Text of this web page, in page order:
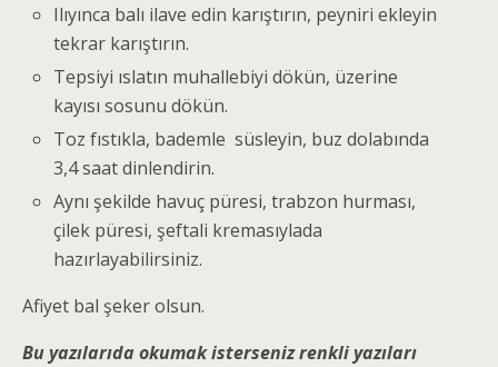
Ilıyınca balı ilave edin karıştırın, peyniri ekleyin
tekrar karıştırın.
Tepsiyi ıslatın muhallebiyi dökün, üzerine
kayısı sosunu dökün.
Toz fıstıkla, bademle süsleyin, buz dolabında
3,4 saat dinlendirin.
Aynı şekilde havuç püresi, trabzon hurması,
çilek püresi, şeftali kremasıylada
hazırlayabilirsiniz.
Afiyet bal şeker olsun.
Bu yazılarıda okumak isterseniz renkli yazıları